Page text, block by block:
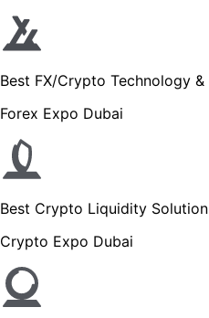
Best FX/Crypto Technology
Forex Expo Dubai
Best Crypto Liquidity Solution
Crypto Expo Dubai